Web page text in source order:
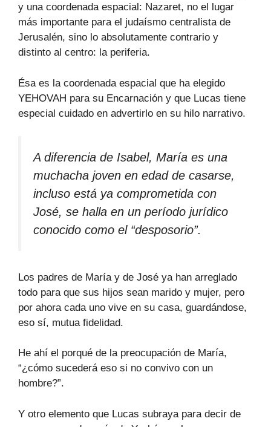
y una coordenada espacial: Nazaret, no el lugar
más importante para el judaísmo centralista de
Jerusalén, sino lo absolutamente contrario y
distinto al centro: la periferia.
Ésa es la coordenada espacial que ha elegido
YEHOVAH para su Encarnación y que Lucas tiene
especial cuidado en advertirlo en su hilo narrativo.
A diferencia de Isabel, María es una
muchacha joven en edad de casarse,
incluso está ya comprometida con
José, se halla en un período jurídico
conocido como el “desposorio”.
Los padres de María y de José ya han arreglado
todo para que sus hijos sean marido y mujer, pero
por ahora cada uno vive en su casa, guardándose,
eso sí, mutua fidelidad.
He ahí el porqué de la preocupación de María,
“¿cómo sucederá eso si no convivo con un
hombre?”.
Y otro elemento que Lucas subraya para decir de